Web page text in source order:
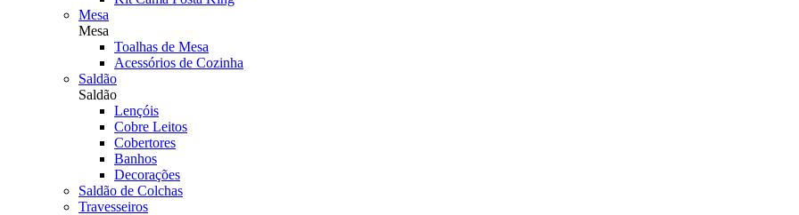
Mesa
Mesa
Toalhas de Mesa
Acessórios de Cozinha
Saldão
Saldão
Lençóis
Cobre Leitos
Cobertores
Banhos
Decorações
Saldão de Colchas
Travesseiros